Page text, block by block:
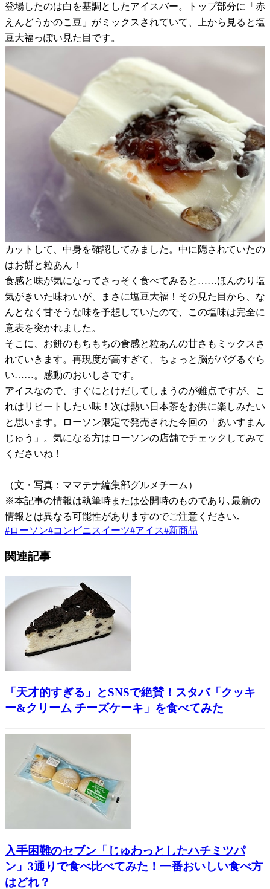
登場したのは白を基調としたアイスバー。トップ部分に「赤
えんどうかのこ豆」がミックスされていて、上から見ると塩
豆大福っぽい見た目です。
カットして、中身を確認してみました。中に隠されていたの
はお餅と粒あん！
食感と味が気になってさっそく食べてみると……ほんのり塩
気がきいた味わいが、まさに塩豆大福！その見た目から、な
んとなく甘そうな味を予想していたので、この塩味は完全に
意表を突かれました。
そこに、お餅のもちもちの食感と粒あんの甘さもミックスさ
れていきます。再現度が高すぎて、ちょっと脳がバグるぐら
い……。感動のおいしさです。
アイスなので、すぐにとけだしてしまうのが難点ですが、こ
れはリピートしたい味！次は熱い日本茶をお供に楽しみたい
と思います。ローソン限定で発売された今回の「あいすまん
じゅう」。気になる方はローソンの店舗でチェックしてみて
くださいね！
（文・写真：ママテナ編集部グルメチーム）
※本記事の情報は執筆時または公開時のものであり､最新の
情報とは異なる可能性がありますのでご注意ください｡
#ローソン#コンビニスイーツ#アイス#新商品
関連記事
「天才的すぎる」とSNSで絶賛！スタバ「クッキ
ー&クリーム チーズケーキ」を食べてみた
入手困難のセブン「じゅわっとしたハチミツパ
ン」3通りで食べ比べてみた！一番おいしい食べ方
はどれ？